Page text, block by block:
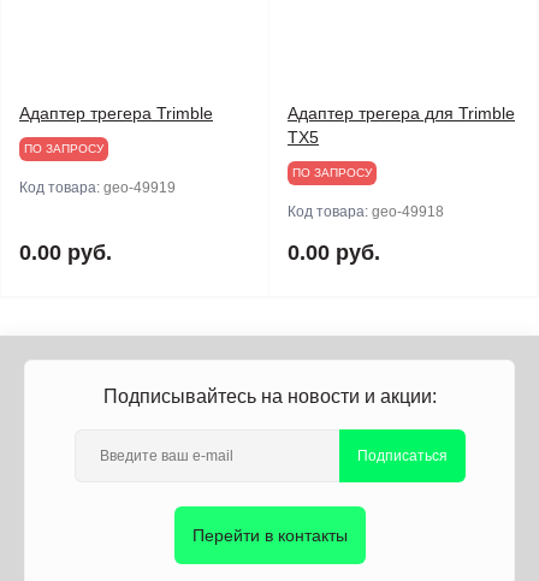
Адаптер трегера Trimble
ПО ЗАПРОСУ
Код товара: geo-49919
0.00 руб.
Адаптер трегера для Trimble
TX5
ПО ЗАПРОСУ
Код товара: geo-49918
0.00 руб.
Подписывайтесь на новости и акции:
Подписаться
Перейти в контакты